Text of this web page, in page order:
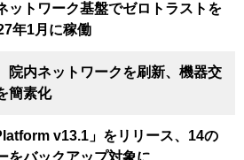
ットワーク基盤でゼロトラストを
年1月に稼働
院内ネットワークを刷新、機器交
簡素化
v13.1」をリリース、14の